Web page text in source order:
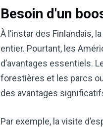
Besoin d'un
À l’instar des Finlandais,
entier. Pourtant, les
d’avantages essentiels.
forestières et les parcs
des avantages
Par exemple, la visite